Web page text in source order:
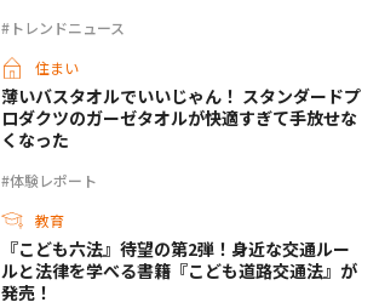
#トレンドニュース
住まい
#体験レポート
薄いバスタオルでいいじゃん！ スタンダードプ
ロダクツのガーゼタオルが快適すぎて手放せな
くなった
教育
『こども六法』待望の第2弾！身近な交通ルー
ルと法律を学べる書籍『こども道路交通法』が
発売！